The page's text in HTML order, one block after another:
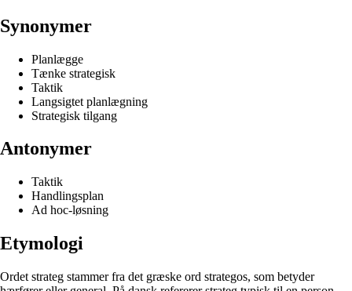
Synonymer
Planlægge
Tænke strategisk
Taktik
Langsigtet planlægning
Strategisk tilgang
Antonymer
Taktik
Handlingsplan
Ad hoc-løsning
Etymologi
Ordet strateg stammer fra det græske ord strategos, som betyder